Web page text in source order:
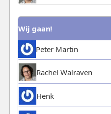
Wij gaan!
Peter Martin
Rachel Walraven
Henk